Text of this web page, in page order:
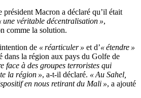
Macron a déclaré qu’il était
une véritable décentralisation »,
comme la solution.
de « réarticuler » et d’« étendre »
dans la région aux pays du Golfe de
face à des groupes terroristes qui
la région », a-t-il déclaré. « Au Sahel,
en nous retirant du Mali », a ajouté